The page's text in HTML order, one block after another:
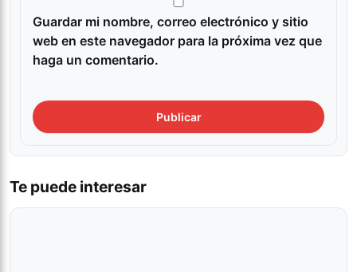
Guardar mi nombre, correo electrónico y sitio
web en este navegador para la próxima vez que
haga un comentario.
Te puede interesar